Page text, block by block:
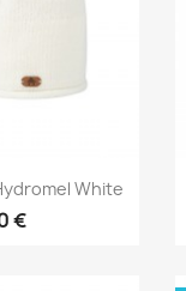
rapide White
€